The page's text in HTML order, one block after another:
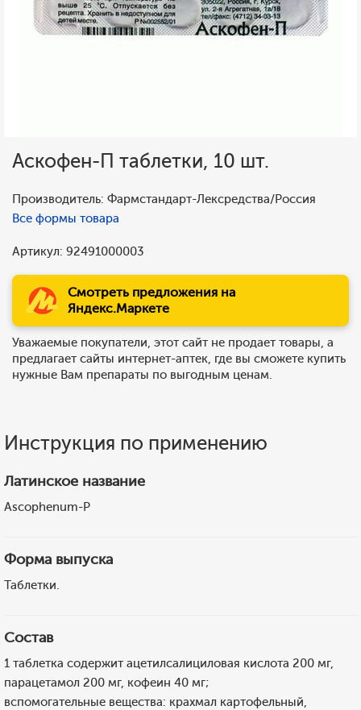
Аскофен-П таблетки, 10 шт.
Производитель: Фармстандарт-Лексредства/Россия
Все формы товара
Артикул: 92491000003
Смотреть предложения на
Яндекс.Маркете
Уважаемые покупатели, этот сайт не продает товары, а
предлагает сайты интернет-аптек, где вы сможете купить
нужные Вам препараты по выгодным ценам.
Инструкция по применению
Латинское название
Ascophenum-P
Форма выпуска
Таблетки.
Состав
1 таблетка содержит ацетилсалициловая кислота 200 мг,
парацетамол 200 мг, кофеин 40 мг;
вспомогательные вещества: крахмал картофельный,